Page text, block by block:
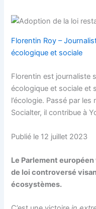
Florentin Roy –
écologique et sociale
Florentin est journaliste
écologique et sociale et
l’écologie. Passé par
Socialter, il contribue à
Publié le 12 juillet 2023
Le Parlement
de loi controversé
écosystèmes.